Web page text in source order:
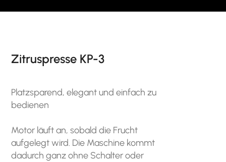
Zitruspresse KP-3
Platzsparend, elegant und einfach zu
bedienen
Motor läuft an, sobald die Frucht
aufgelegt wird. Die Maschine kommt
dadurch ganz ohne Schalter oder